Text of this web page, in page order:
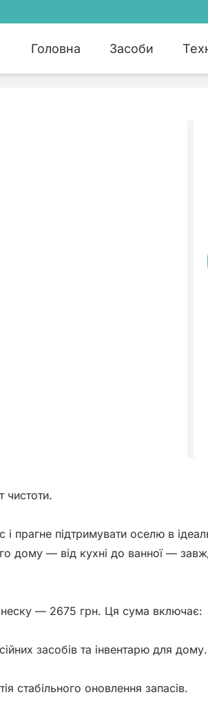
Головна Засоби
чистоти.
і прагне підтримувати оселю в
дому — від кухні до ванної —
— 2675 грн. Ця сума включає:
засобів та інвентарю для дому.
стабільного оновлення запасів.